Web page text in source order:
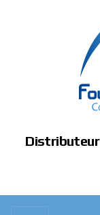
Panneau de